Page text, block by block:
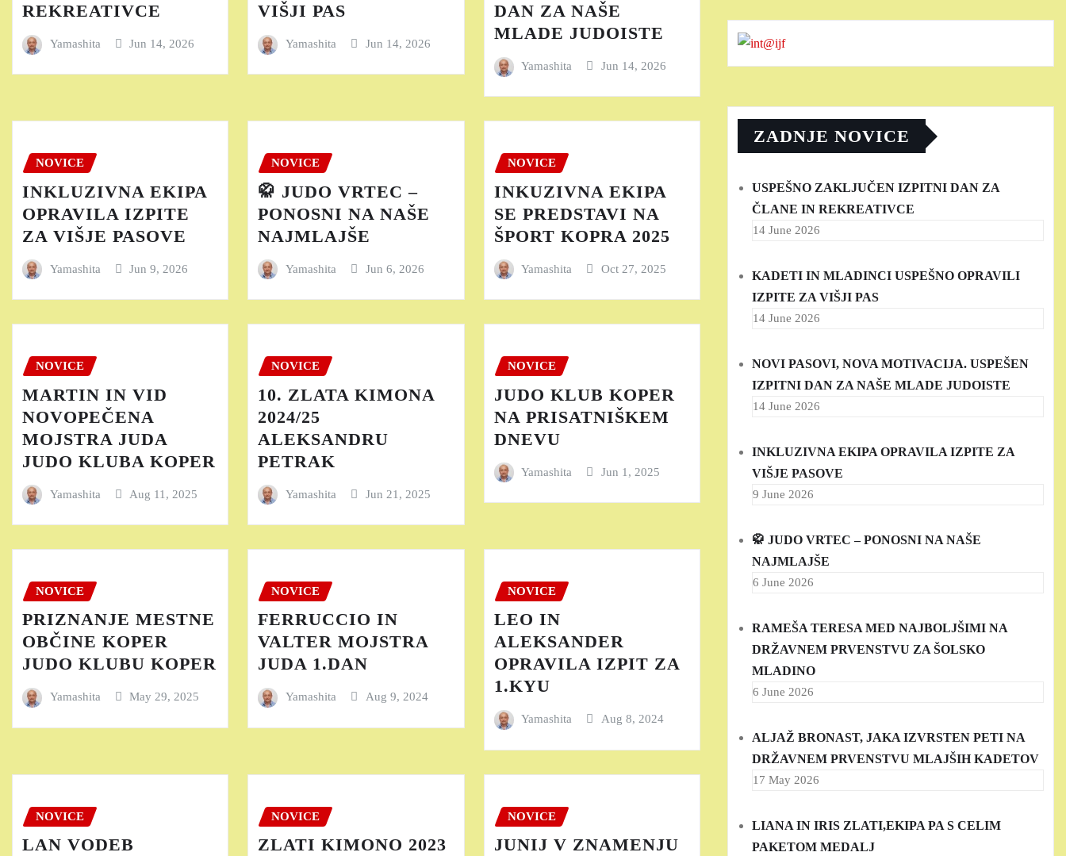
REKREATIVCE
Yamashita Jun 14, 2026
VIŠJI PAS
Yamashita Jun 14, 2026
DAN ZA NAŠE
MLADE JUDOISTE
Yamashita Jun 14, 2026
NOVICE
INKLUZIVNA EKIPA
OPRAVILA IZPITE
ZA VIŠJE PASOVE
Yamashita Jun 9, 2026
NOVICE
🥋 JUDO VRTEC –
PONOSNI NA NAŠE
NAJMLAJŠE
Yamashita Jun 6, 2026
NOVICE
INKUZIVNA EKIPA
SE PREDSTAVI NA
ŠPORT KOPRA 2025
Yamashita Oct 27, 2025
NOVICE
MARTIN IN VID
NOVOPEČENA
MOJSTRA JUDA
JUDO KLUBA KOPER
Yamashita Aug 11, 2025
NOVICE
10. ZLATA KIMONA
2024/25
ALEKSANDRU
PETRAK
Yamashita Jun 21, 2025
NOVICE
JUDO KLUB KOPER
NA PRISATNIŠKEM
DNEVU
Yamashita Jun 1, 2025
NOVICE
PRIZNANJE MESTNE
OBČINE KOPER
JUDO KLUBU KOPER
Yamashita May 29, 2025
NOVICE
FERRUCCIO IN
VALTER MOJSTRA
JUDA 1.DAN
Yamashita Aug 9, 2024
NOVICE
LEO IN
ALEKSANDER
OPRAVILA IZPIT ZA
1.KYU
Yamashita Aug 8, 2024
NOVICE
LAN VODEB
NOVICE
ZLATI KIMONO 2023
NOVICE
JUNIJ V ZNAMENJU
ZADNJE NOVICE
USPEŠNO ZAKLJUČEN IZPITNI DAN ZA
ČLANE IN REKREATIVCE
14 June 2026
KADETI IN MLADINCI USPEŠNO OPRAVILI
IZPITE ZA VIŠJI PAS
14 June 2026
NOVI PASOVI, NOVA MOTIVACIJA. USPEŠEN
IZPITNI DAN ZA NAŠE MLADE JUDOISTE
14 June 2026
INKLUZIVNA EKIPA OPRAVILA IZPITE ZA
VIŠJE PASOVE
9 June 2026
🥋 JUDO VRTEC – PONOSNI NA NAŠE
NAJMLAJŠE
6 June 2026
RAMEŠA TERESA MED NAJBOLJŠIMI NA
DRŽAVNEM PRVENSTVU ZA ŠOLSKO
MLADINO
6 June 2026
ALJAŽ BRONAST, JAKA IZVRSTEN PETI NA
DRŽAVNEM PRVENSTVU MLAJŠIH KADETOV
17 May 2026
LIANA IN IRIS ZLATI,EKIPA PA S CELIM
PAKETOM MEDALJ